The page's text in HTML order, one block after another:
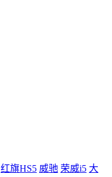
红旗HS5 威驰 荣威i5 大